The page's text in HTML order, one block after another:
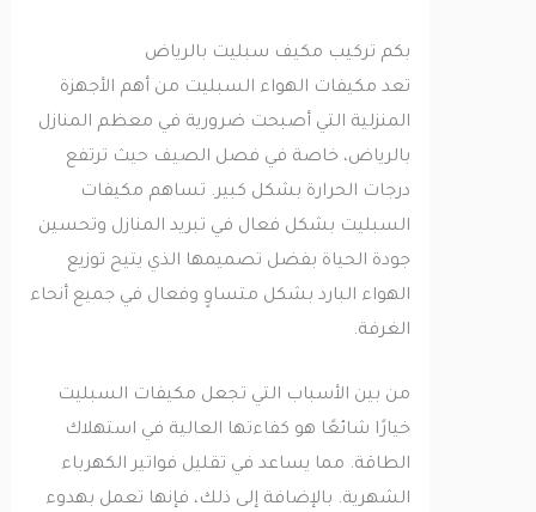
بكم تركيب مكيف سبليت بالرياض
تعد مكيفات الهواء السبليت من أهم الأجهزة
المنزلية التي أصبحت ضرورية في معظم المنازل
بالرياض، خاصة في فصل الصيف حيث ترتفع
درجات الحرارة بشكل كبير. تساهم مكيفات
السبليت بشكل فعال في تبريد المنازل وتحسين
جودة الحياة بفضل تصميمها الذي يتيح توزيع
الهواء البارد بشكل متساوٍ وفعال في جميع أنحاء
الغرفة.
من بين الأسباب التي تجعل مكيفات السبليت
خيارًا شائعًا هو كفاءتها العالية في استهلاك
الطاقة. مما يساعد في تقليل فواتير الكهرباء
الشهرية. بالإضافة إلى ذلك، فإنها تعمل بهدوء